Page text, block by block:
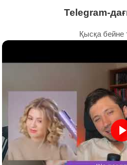
Telegram-
Қысқа бейне